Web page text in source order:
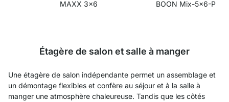
MAXX 3x6 BOON Mix-5x6-P
Étagère de salon et salle à manger
Une étagère de salon indépendante permet un assemblage et
un démontage flexibles et confère au séjour et à la salle à
manger une atmosphère chaleureuse. Tandis que les côtés